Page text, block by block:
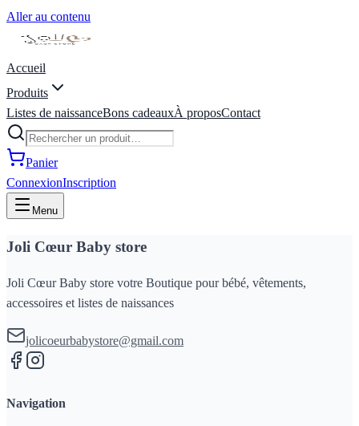
Aller au contenu
Accueil
Produits
Listes de naissanceBons cadeauxÀ proposContact
Panier
ConnexionInscription
Menu
Joli Cœur Baby store
Joli Cœur Baby store votre Boutique pour bébé, vêtements,
accessoires et listes de naissances
jolicoeurbabystore@gmail.com
Navigation